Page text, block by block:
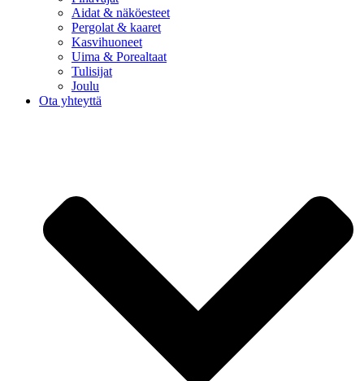
Aidat & näköesteet
Pergolat & kaaret
Kasvihuoneet
Uima & Porealtaat
Tulisijat
Joulu
Ota yhteyttä